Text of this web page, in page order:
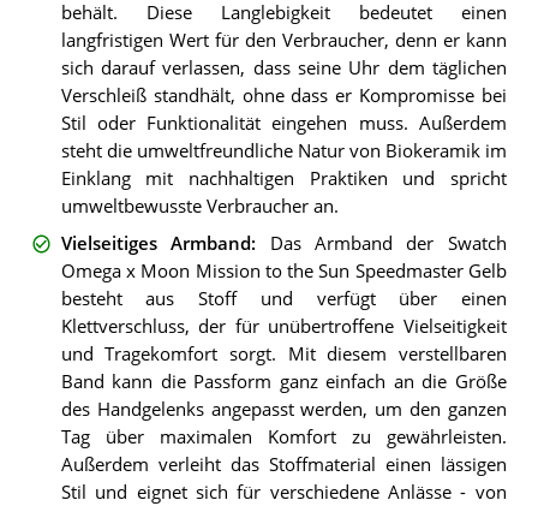
behält. Diese Langlebigkeit bedeutet einen
langfristigen Wert für den Verbraucher, denn er kann
sich darauf verlassen, dass seine Uhr dem täglichen
Verschleiß standhält, ohne dass er Kompromisse bei
Stil oder Funktionalität eingehen muss. Außerdem
steht die umweltfreundliche Natur von Biokeramik im
Einklang mit nachhaltigen Praktiken und spricht
umweltbewusste Verbraucher an.
Vielseitiges Armband: Das Armband der Swatch
Omega x Moon Mission to the Sun Speedmaster Gelb
besteht aus Stoff und verfügt über einen
Klettverschluss, der für unübertroffene Vielseitigkeit
und Tragekomfort sorgt. Mit diesem verstellbaren
Band kann die Passform ganz einfach an die Größe
des Handgelenks angepasst werden, um den ganzen
Tag über maximalen Komfort zu gewährleisten.
Außerdem verleiht das Stoffmaterial einen lässigen
Stil und eignet sich für verschiedene Anlässe - von